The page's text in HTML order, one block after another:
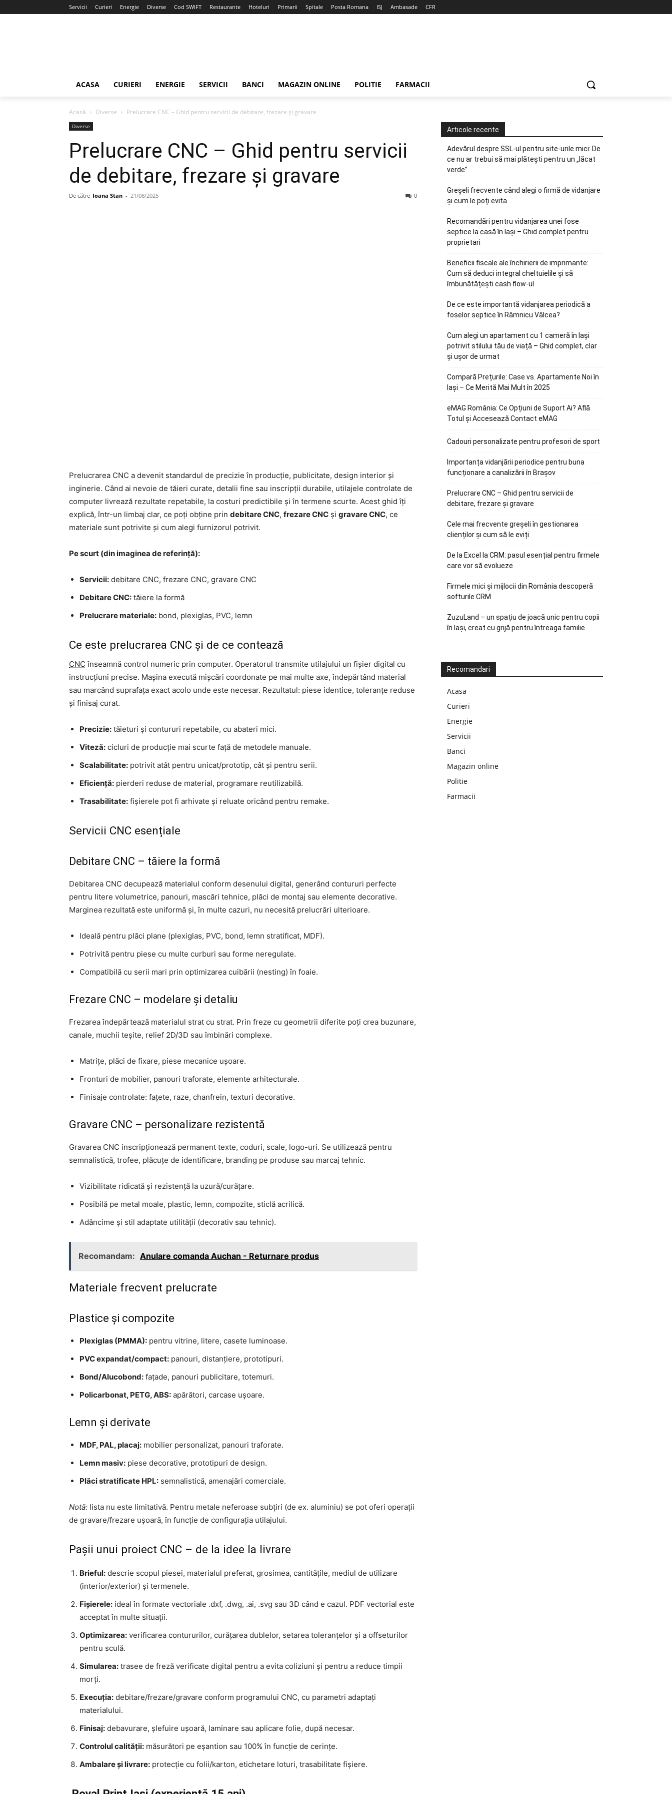
Servicii Curieri Energie Diverse Cod SWIFT Restaurante Hoteluri Primarii Spitale Posta Romana ISJ Ambasade CFR
ACASA CURIERI ENERGIE SERVICII BANCI MAGAZIN ONLINE POLITIE FARMACII
Acasă Diverse Prelucrare CNC – Ghid pentru servicii de debitare, frezare și gravare
Diverse
Prelucrare CNC – Ghid pentru servicii
de debitare, frezare și gravare
De către Ioana Stan - 21/08/2025 0
Prelucrarea CNC a devenit standardul de precizie în producție, publicitate, design interior și
inginerie. Când ai nevoie de tăieri curate, detalii fine sau inscripții durabile, utilajele controlate de
computer livrează rezultate repetabile, la costuri predictibile și în termene scurte. Acest ghid îți
explică, într-un limbaj clar, ce poți obține prin debitare CNC, frezare CNC și gravare CNC, ce
materiale sunt potrivite și cum alegi furnizorul potrivit.
Pe scurt (din imaginea de referință):
Servicii: debitare CNC, frezare CNC, gravare CNC
Debitare CNC: tăiere la formă
Prelucrare materiale: bond, plexiglas, PVC, lemn
Ce este prelucrarea CNC și de ce contează
CNC înseamnă control numeric prin computer. Operatorul transmite utilajului un fișier digital cu
instrucțiuni precise. Mașina execută mișcări coordonate pe mai multe axe, îndepărtând material
sau marcând suprafața exact acolo unde este necesar. Rezultatul: piese identice, toleranțe reduse
și finisaj curat.
Precizie: tăieturi și contururi repetabile, cu abateri mici.
Viteză: cicluri de producție mai scurte față de metodele manuale.
Scalabilitate: potrivit atât pentru unicat/prototip, cât și pentru serii.
Eficiență: pierderi reduse de material, programare reutilizabilă.
Trasabilitate: fișierele pot fi arhivate și reluate oricând pentru remake.
Servicii CNC esențiale
Debitare CNC – tăiere la formă
Debitarea CNC decupează materialul conform desenului digital, generând contururi perfecte
pentru litere volumetrice, panouri, mascări tehnice, plăci de montaj sau elemente decorative.
Marginea rezultată este uniformă și, în multe cazuri, nu necesită prelucrări ulterioare.
Ideală pentru plăci plane (plexiglas, PVC, bond, lemn stratificat, MDF).
Potrivită pentru piese cu multe curburi sau forme neregulate.
Compatibilă cu serii mari prin optimizarea cuibării (nesting) în foaie.
Frezare CNC – modelare și detaliu
Frezarea îndepărtează materialul strat cu strat. Prin freze cu geometrii diferite poți crea buzunare,
canale, muchii teșite, relief 2D/3D sau îmbinări complexe.
Matrițe, plăci de fixare, piese mecanice ușoare.
Fronturi de mobilier, panouri traforate, elemente arhitecturale.
Finisaje controlate: fațete, raze, chanfrein, texturi decorative.
Gravare CNC – personalizare rezistentă
Gravarea CNC inscripționează permanent texte, coduri, scale, logo-uri. Se utilizează pentru
semnalistică, trofee, plăcuțe de identificare, branding pe produse sau marcaj tehnic.
Vizibilitate ridicată și rezistență la uzură/curățare.
Posibilă pe metal moale, plastic, lemn, compozite, sticlă acrilică.
Adâncime și stil adaptate utilității (decorativ sau tehnic).
Recomandam: Anulare comanda Auchan - Returnare produs
Materiale frecvent prelucrate
Plastice și compozite
Plexiglas (PMMA): pentru vitrine, litere, casete luminoase.
PVC expandat/compact: panouri, distanțiere, prototipuri.
Bond/Alucobond: fațade, panouri publicitare, totemuri.
Policarbonat, PETG, ABS: apărători, carcase ușoare.
Lemn și derivate
MDF, PAL, placaj: mobilier personalizat, panouri traforate.
Lemn masiv: piese decorative, prototipuri de design.
Plăci stratificate HPL: semnalistică, amenajări comerciale.
Notă: lista nu este limitativă. Pentru metale neferoase subțiri (de ex. aluminiu) se pot oferi operații
de gravare/frezare ușoară, în funcție de configurația utilajului.
Pașii unui proiect CNC – de la idee la livrare
Brieful: descrie scopul piesei, materialul preferat, grosimea, cantitățile, mediul de utilizare
(interior/exterior) și termenele.
Fișierele: ideal în formate vectoriale .dxf, .dwg, .ai, .svg sau 3D când e cazul. PDF vectorial este
acceptat în multe situații.
Optimizarea: verificarea contururilor, curățarea dublelor, setarea toleranțelor și a offseturilor
pentru sculă.
Simularea: trasee de freză verificate digital pentru a evita coliziuni și pentru a reduce timpii
morți.
Execuția: debitare/frezare/gravare conform programului CNC, cu parametri adaptați
materialului.
Finisaj: debavurare, șlefuire ușoară, laminare sau aplicare folie, după necesar.
Controlul calității: măsurători pe eșantion sau 100% în funcție de cerințe.
Ambalare și livrare: protecție cu folii/karton, etichetare loturi, trasabilitate fișiere.
Articole recente
Adevărul despre SSL-ul pentru site-urile mici: De
ce nu ar trebui să mai plătești pentru un „lăcat
verde”
Greșeli frecvente când alegi o firmă de vidanjare
și cum le poți evita
Recomandări pentru vidanjarea unei fose
septice la casă în Iași – Ghid complet pentru
proprietari
Beneficii fiscale ale închirierii de imprimante:
Cum să deduci integral cheltuielile și să
îmbunătățești cash flow-ul
De ce este importantă vidanjarea periodică a
foselor septice în Râmnicu Vâlcea?
Cum alegi un apartament cu 1 cameră în Iași
potrivit stilului tău de viață – Ghid complet, clar
și ușor de urmat
Compară Prețurile: Case vs. Apartamente Noi în
Iași – Ce Merită Mai Mult în 2025
eMAG România: Ce Opțiuni de Suport Ai? Află
Totul și Accesează Contact eMAG
Cadouri personalizate pentru profesori de sport
Importanța vidanjării periodice pentru buna
funcționare a canalizării în Brașov
Prelucrare CNC – Ghid pentru servicii de
debitare, frezare și gravare
Cele mai frecvente greșeli în gestionarea
clienților și cum să le eviți
De la Excel la CRM: pasul esențial pentru firmele
care vor să evolueze
Firmele mici și mijlocii din România descoperă
softurile CRM
ZuzuLand – un spațiu de joacă unic pentru copii
în Iași, creat cu grijă pentru întreaga familie
Recomandari
Acasa
Curieri
Energie
Servicii
Banci
Magazin online
Politie
Farmacii